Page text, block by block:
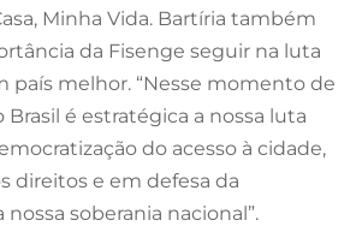
Minha Vida. Bartíria também
da Fisenge seguir na luta
país melhor. “Nesse momento de
é estratégica a nossa luta
do acesso à cidade,
direitos e em defesa da
soberania nacional”.